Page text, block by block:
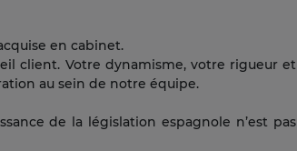
en cabinet.
client. Votre dynamisme, votre rigueur et
au sein de notre équipe.
de la législation espagnole n’est pas